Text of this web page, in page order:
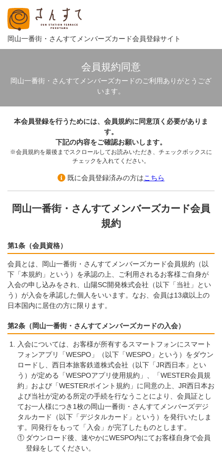
岡山一番街・さんすてメンバーズカード会員登録サイト
会員規約同意
岡山一番街・さんすてメンバーズカードのご利用ありがとうござ
います。
本会員登録を行うためには、会員規約に同意頂く必要がありま
す。
下記の内容をご確認お願いします。
※会員規約を最後までスクロールしてお読みいただき、チェックボックスに
チェックを入れてください。
既に会員登録済みの方はこちら
岡山一番街・さんすてメンバーズカード会員
規約
第1条（会員資格）
会員とは、岡山一番街・さんすてメンバーズカード会員規約（以
下「本規約」という）を承認の上、ご利用されるお客様ご自身が
入会の申し込みをされ、山陽SC開発株式会社（以下「当社」とい
う）が入会を承認した個人をいいます。なお、会員は13歳以上の
日本国内に居住の方に限ります。
第2条（岡山一番街・さんすてメンバーズカードの入会）
入会については、お客様が所有するスマートフォンにスマート
フォンアプリ「WESPO」（以下「WESPO」という）をダウン
ロードし、西日本旅客鉄道株式会社（以下「JR西日本」とい
う）が定める「WESPOアプリ使用規約」、「WESTER会員規
約」および「WESTERポイント規約」に同意の上、JR西日本お
よび当社が定める所定の手続を行なうことにより、会員証とし
てお一人様につき1枚の岡山一番街・さんすてメンバーズデジ
タルカード（以下「デジタルカード」という）を発行いたしま
す。同発行をもって「入会」が完了したものとします。
① ダウンロード後、速やかにWESPO内にてお客様自身で会員
登録をしてください。